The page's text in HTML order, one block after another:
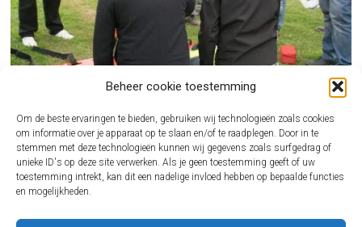
Beheer cookie toestemming
Om de beste ervaringen te bieden, gebruiken wij technologieën zoals cookies
om informatie over je apparaat op te slaan en/of te raadplegen. Door in te
stemmen met deze technologieën kunnen wij gegevens zoals surfgedrag of
unieke ID's op deze site verwerken. Als je geen toestemming geeft of uw
toestemming intrekt, kan dit een nadelige invloed hebben op bepaalde functies
en mogelijkheden.
BHV CURSUS REGELEN ALS ONDERNEMER ZONDER GEDOE
Een incident op de werkvloer komt nooit gelegen. Juist dan wil je dat iemand direct